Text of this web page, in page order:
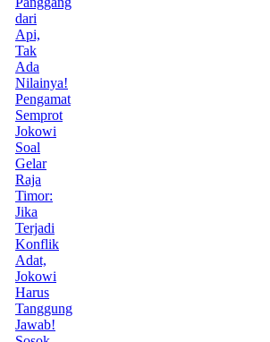
dari
Api,
Tak
Ada
Nilainya!
Pengamat
Semprot
Jokowi
Soal
Gelar
Raja
Timor:
Jika
Terjadi
Konflik
Adat,
Jokowi
Harus
Tanggung
Jawab!